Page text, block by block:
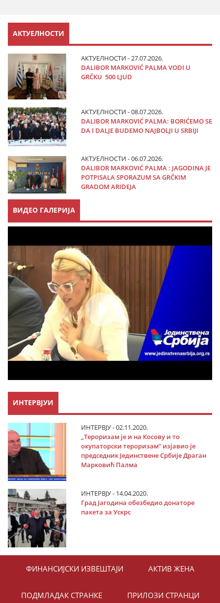
АКТУЕЛНОСТИ
АКТУЕЛНОСТИ - 27.07.2026.
DALIBOR MARKOVIĆ PALMA VODI U
GRČKU 500 LJUD
АКТУЕЛНОСТИ - 08.07.2026.
DALIBOR MARKOVIĆ PALMA: BORIĆEMO SE
DA I DALJE BUDEMO NAJBOLJI U SRBIJI
АКТУЕЛНОСТИ - 06.07.2026.
DALIBOR MARKOVIĆ PALMA : JAGODINA JE
POTPISALA SPORAZUM SA GRČKIM
GRADOM ARIDEJA
ВИДЕО ГАЛЕРИЈА
ИНТЕРВЈУИ
ИНТЕРВЈУ - 02.11.2020.
„Тероризам је и на Косову и то
окупаторски тероризам“ изјавио је
председник Јединствене Србије Драган
Марковић Палма
ИНТЕРВЈУ - 14.04.2020.
Град Јагодина обезбедио донаторе
пакета за Ускрс
ФИНАНСИЈСКИ ИЗВЕШТАЈИ АКТИВ ЖЕНА
ПОДМЛАДАК СТРАНКЕ ПРИЛОЗИ СТРАНЦИ